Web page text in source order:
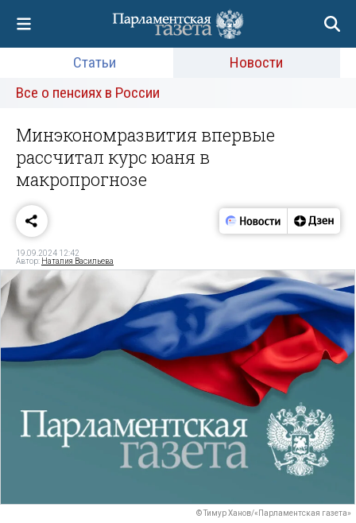
Статьи
Новости
Все о пенсиях в России
Минэкономразвития впервые
рассчитал курс юаня в
макропрогнозе
19.09.2024 12:42
Автор: Наталия Васильева
© Тимур Ханов/«Парламентская газета»